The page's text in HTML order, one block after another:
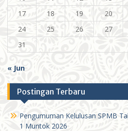
17
18 19 20
24
25 26 27
31
« Jun
Postingan Terbaru
Pengumuman Kelulusan SPMB
1 Muntok 2026